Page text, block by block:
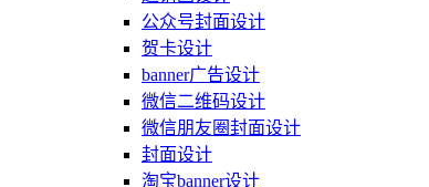
公众号封面设计
贺卡设计
banner广告设计
微信二维码设计
微信朋友圈封面设计
封面设计
淘宝banner设计